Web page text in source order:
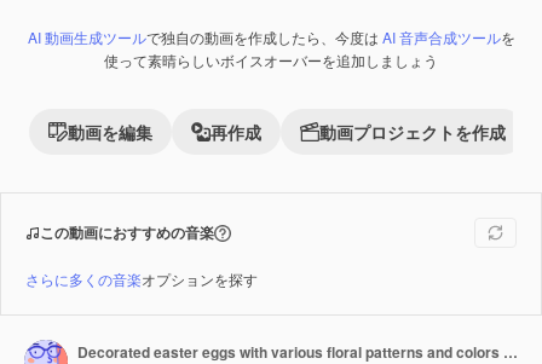
PremiumAI 生成コンテンツ
AI 動画生成ツールで独自の動画を作成したら、今度は AI 音声合成ツールを
使って素晴らしいボイスオーバーを追加しましょう
動画を編集 再作成 動画プロジェクトを作成
この動画におすすめの音楽
さらに多くの音楽オプションを探す
Decorated easter eggs with various floral patterns and colors rest in a wicker basket filled with straw, creating a festive spring arrangement